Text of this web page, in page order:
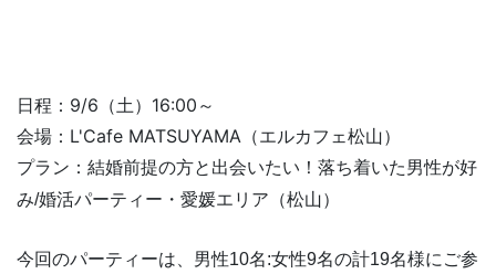
日程：9/6（土）16:00～
会場：L'Cafe MATSUYAMA（エルカフェ松山）
プラン： 結婚前提の方と出会いたい！落ち着いた男性が好
み/婚活パーティー・愛媛エリア（松山）
今回のパーティーは、男性10名:女性9名の計19名様にご参